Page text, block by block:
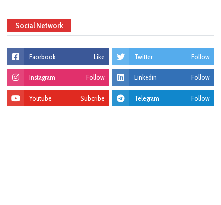
Social Network
Facebook Like Twitter Follow
Instagram Follow Linkedin Follow
Youtube Subcribe Telegram Follow